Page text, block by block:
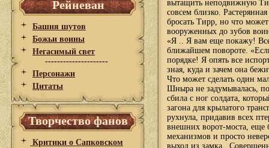
Рейневан
Башня шутов
Божьи воины
Негасимый свет
---------------------
Персонажи
Цитаты
Творчество фанов
Критики о Сапковском
вытащить неподвижную
совсем близко.
бросать Тирр, но что
вооруженных до зубов
«Я .. Я вам еще покажу!
ближайшем повороте.
порядке! Я опять все
зная, куда и зачем она
Что может сделать один
Шныра не задумывалась,
сбила с ног солдата,
загона для крылатого
рухнула, придавив всех
внешних ворот-моста, еще
механизмов и просто
выход из замка..